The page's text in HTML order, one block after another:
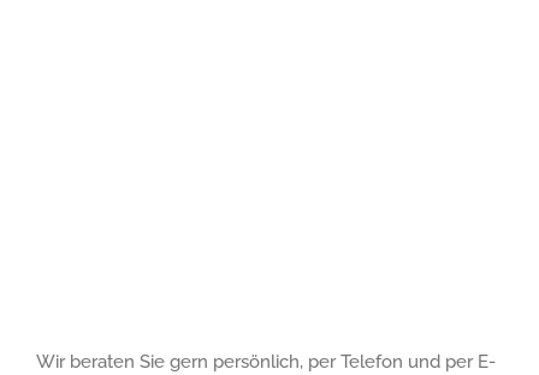
Wir beraten Sie gern persönlich, per Telefon und per E-